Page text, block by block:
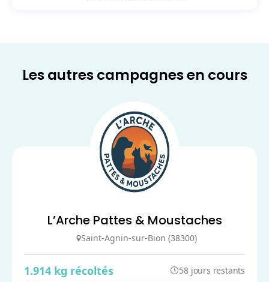
Les autres campagnes en cours
L’Arche Pattes & Moustaches
Saint-Agnin-sur-Bion (38300)
1.914 kg récoltés 58 jours restants